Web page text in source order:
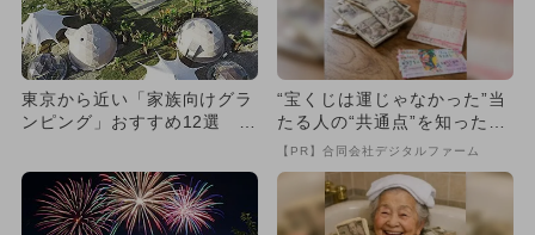
東京から近い「家族向けグラ
ンピング」おすすめ12選 体
“宝くじは運じゃなかった”当
たる人の“共通点”を知っただ
け
【PR】合同会社デジタルファーム